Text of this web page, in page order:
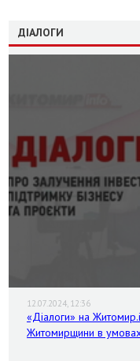
ДІАЛОГИ
12.07.2024, 12:36
«Діалоги» на
Житомирщини в